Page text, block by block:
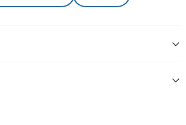
ano 1992, com cerca de 364769. ÁREA: